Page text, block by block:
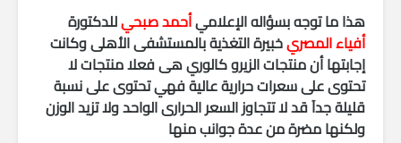
هذا ما توجه بسؤاله الإعلاميأحمد صبحيللدكتورة
أفياء المصريخبيرة التغذية بالمستشفى الأهلى وكانت
إجابتها أن منتجات الزيرو كالوري هى فعلا منتجات لا
تحتوى على سعرات حرارية عالية فهي تحتوى على نسبة
قليلة جدآ قد لا تتجاوز السعر الحرارى الواحد ولا تزيد الوزن
ولكنها مضرة من عدة جوانب منها